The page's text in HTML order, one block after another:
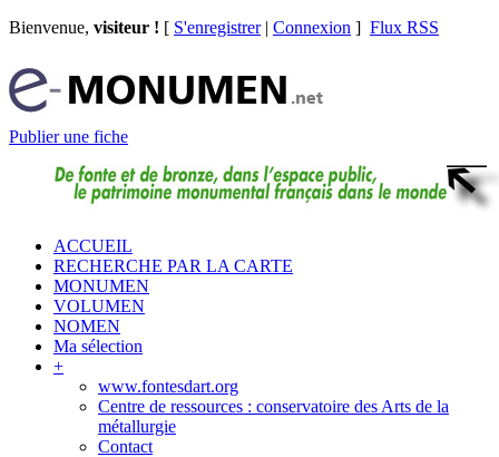
Bienvenue, visiteur ! [ S'enregistrer| Connexion ] Flux RSS
Publier une fiche
ACCUEIL
RECHERCHE PAR LA CARTE
MONUMEN
VOLUMEN
NOMEN
Ma sélection
+
www.fontesdart.org
Centre de ressources : conservatoire des Arts de la
métallurgie
Contact